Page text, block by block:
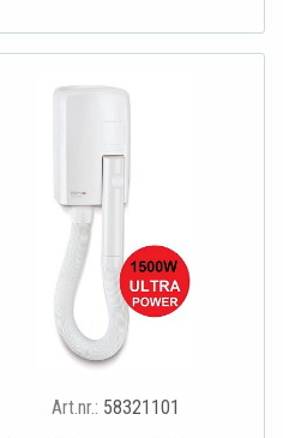
Art.nr.: 58321101